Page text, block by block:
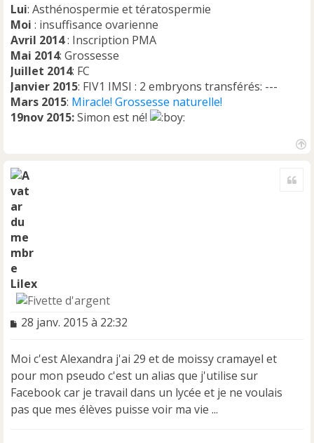
Lui: Asthénospermie et tératospermie
Moi : insuffisance ovarienne
Avril 2014: Inscription PMA
Mai 2014: Grossesse
Juillet 2014: FC
Janvier 2015: FIV1 IMSI : 2 embryons transférés: ---
Mars 2015: Miracle! Grossesse naturelle!
19nov 2015:Simon est né!
Lilex
M
s
a
g
e
n
28 janv. 2015 à 22:32
Moi c'est Alexandra j'ai 29 et de moissy cramayel et
pour mon pseudo c'est un alias que j'utilise sur
Facebook car je travail dans un lycée et je ne voulais
pas que mes élèves puisse voir ma vie ...